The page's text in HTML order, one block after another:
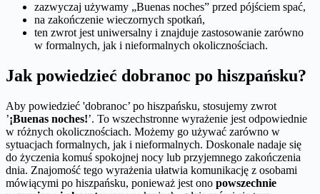
zazwyczaj używamy „Buenas noches” przed pójściem spać,
na zakończenie wieczornych spotkań,
ten zwrot jest uniwersalny i znajduje zastosowanie zarówno
w formalnych, jak i nieformalnych okolicznościach.
Jak powiedzieć dobranoc po hiszpańsku?
Aby powiedzieć 'dobranoc’ po hiszpańsku, stosujemy zwrot
’¡Buenas noches!’. To wszechstronne wyrażenie jest odpowiednie
w różnych okolicznościach. Możemy go używać zarówno w
sytuacjach formalnych, jak i nieformalnych. Doskonale nadaje się
do życzenia komuś spokojnej nocy lub przyjemnego zakończenia
dnia. Znajomość tego wyrażenia ułatwia komunikację z osobami
mówiącymi po hiszpańsku, ponieważ jest ono powszechnie